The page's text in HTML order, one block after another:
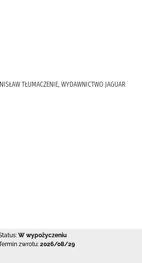
TŁUMACZENIE, WYDAWNICTWO JAGUAR
W wypożyczeniu
zwrotu: 2026/08/29